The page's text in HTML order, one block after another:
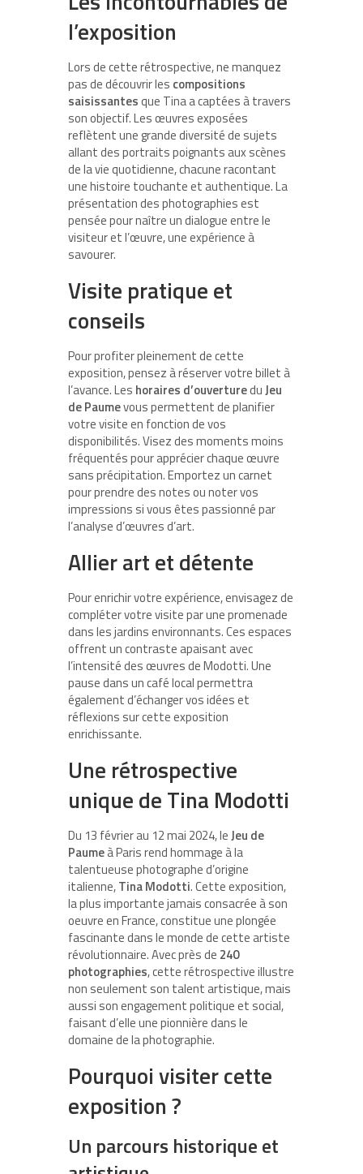
l’exposition
Lors de cette rétrospective, ne manquez
pas de découvrir les compositions
saisissantesque Tina a captées à travers
son objectif. Les œuvres exposées
reflètent une grande diversité de sujets
allant des portraits poignants aux scènes
de la vie quotidienne, chacune racontant
une histoire touchante et authentique. La
présentation des photographies est
pensée pour naître un dialogue entre le
visiteur et l’œuvre, une expérience à
savourer.
Visite pratique et
conseils
Pour profiter pleinement de cette
exposition, pensez à réserver votre billet à
l’avance. Les horaires d’ouvertureduJeu
de Paumevous permettent de planifier
votre visite en fonction de vos
disponibilités. Visez des moments moins
fréquentés pour apprécier chaque œuvre
sans précipitation. Emportez un carnet
pour prendre des notes ou noter vos
impressions si vous êtes passionné par
l’analyse d’œuvres d’art.
Allier art et détente
Pour enrichir votre expérience, envisagez de
compléter votre visite par une promenade
dans les jardins environnants. Ces espaces
offrent un contraste apaisant avec
l’intensité des œuvres de Modotti. Une
pause dans un café local permettra
également d’échanger vos idées et
réflexions sur cette exposition
enrichissante.
Une rétrospective
unique de Tina Modotti
Du 13 février au 12 mai 2024, leJeu de
Paumeà Paris rend hommage à la
talentueuse photographe d’origine
italienne,Tina Modotti. Cette exposition,
la plus importante jamais consacrée à son
oeuvre en France, constitue une plongée
fascinante dans le monde de cette artiste
révolutionnaire. Avec près de 240
photographies, cette rétrospective illustre
non seulement son talent artistique, mais
aussi son engagement politique et social,
faisant d’elle une pionnière dans le
domaine de la photographie.
Pourquoi visiter cette
exposition ?
Un parcours historique et